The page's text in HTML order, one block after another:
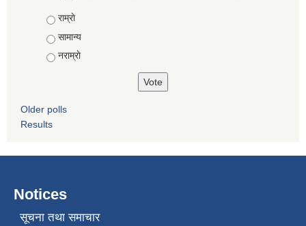
Choices
राम्राे
सामान्य
नराम्राे
Older polls
Results
Notices
सूचना तथा समाचार